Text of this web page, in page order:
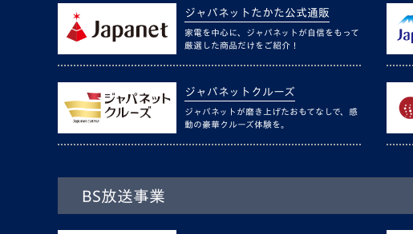
ジャパネットたかた公式通販
家電を中心に、ジャパネットが自信をもって
厳選した商品だけをご紹介！
ジャパネットクルーズ
ジャパネットが磨き上げたおもてなしで、感
動の豪華クルーズ体験を。
BS放送事業